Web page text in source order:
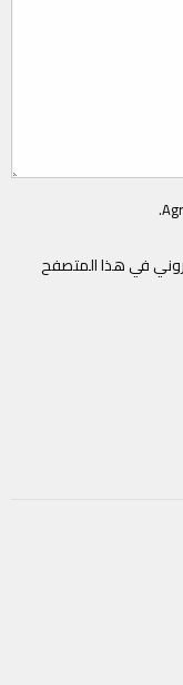
في هذا المتصفح